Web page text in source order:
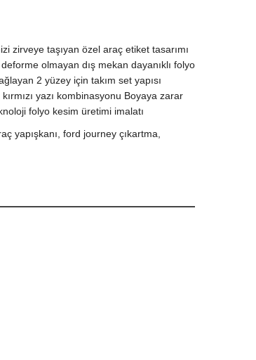
zirveye taşıyan özel araç etiket tasarımı
olmayan dış mekan dayanıklı folyo
2 yüzey için takım set yapısı
yazı kombinasyonu Boyaya zarar
folyo kesim üretimi imalatı
yapışkanı, ford journey çıkartma,